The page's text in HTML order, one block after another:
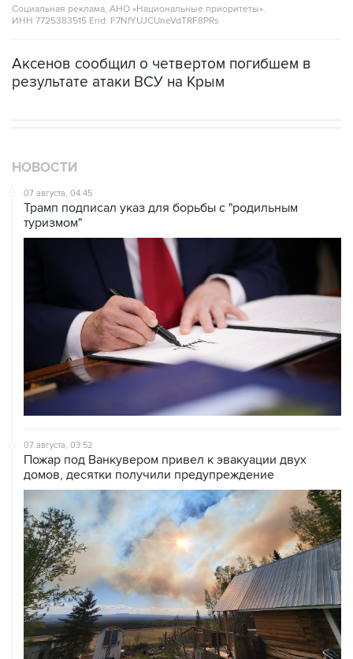
Социальная реклама, АНО «Национальные приоритеты».
ИНН 7725383515 Erid: F7NfYUJCUneVdTRF8PRs
Аксенов сообщил о четвертом погибшем в
результате атаки ВСУ на Крым
НОВОСТИ
07 августа, 04:45
Трамп подписал указ для борьбы с "родильным
туризмом"
07 августа, 03:52
Пожар под Ванкувером привел к эвакуации двух
домов, десятки получили предупреждение